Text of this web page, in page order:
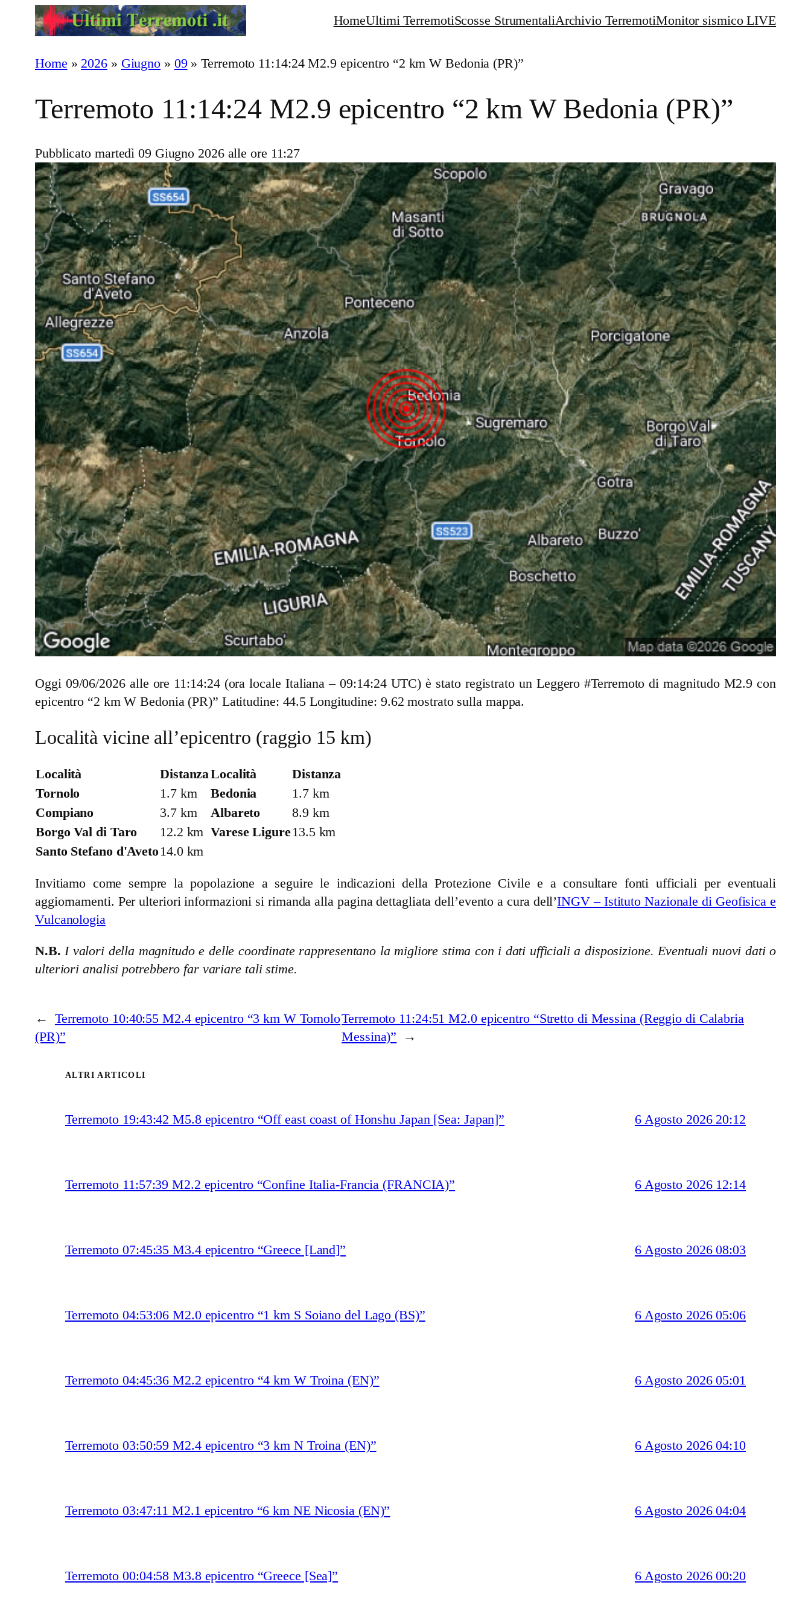
HomeUltimi TerremotiScosse StrumentaliArchivio TerremotiMonitor sismico LIVE
Home » 2026» Giugno » 09 »Terremoto 11:14:24 M2.9 epicentro “2 km W Bedonia (PR)”
Terremoto 11:14:24 M2.9 epicentro “2 km W Bedonia (PR)”
Pubblicato martedì 09 Giugno 2026 alle ore 11:27
Oggi 09/06/2026 alle ore 11:14:24 (ora locale Italiana – 09:14:24 UTC) è stato registrato un Leggero #Terremoto di magnitudo M2.9 con
epicentro “2 km W Bedonia (PR)” Latitudine: 44.5 Longitudine: 9.62 mostrato sulla mappa.
Località vicine all’epicentro (raggio 15 km)
Località DistanzaLocalità
Distanza
Tornolo
1.7 km Bedonia
1.7 km
Compiano
3.7 km Albareto
8.9 km
Borgo Val di Taro
12.2 km Varese Ligure13.5 km
Santo Stefano d'Aveto14.0 km
Invitiamo come sempre la popolazione a seguire le indicazioni della Protezione Civile e a consultare fonti ufficiali per eventuali
aggiornamenti. Per ulteriori informazioni si rimanda alla pagina dettagliata dell’evento a cura dell’INGV – Istituto Nazionale di Geofisica e
Vulcanologia
N.B. I valori della magnitudo e delle coordinate rappresentano la migliore stima con i dati ufficiali a disposizione. Eventuali nuovi dati o
ulteriori analisi potrebbero far variare tali stime.
← Terremoto 10:40:55 M2.4 epicentro “3 km W Tornolo
(PR)”
Terremoto 11:24:51 M2.0 epicentro “Stretto di Messina (Reggio di Calabria
Messina)”
→
ALTRI ARTICOLI
Terremoto 19:43:42 M5.8 epicentro “Off east coast of Honshu Japan [Sea: Japan]” 6 Agosto 2026 20:12
Terremoto 11:57:39 M2.2 epicentro “Confine Italia-Francia (FRANCIA)” 6 Agosto 2026 12:14
Terremoto 07:45:35 M3.4 epicentro “Greece [Land]” 6 Agosto 2026 08:03
Terremoto 04:53:06 M2.0 epicentro “1 km S Soiano del Lago (BS)” 6 Agosto 2026 05:06
Terremoto 04:45:36 M2.2 epicentro “4 km W Troina (EN)” 6 Agosto 2026 05:01
Terremoto 03:50:59 M2.4 epicentro “3 km N Troina (EN)” 6 Agosto 2026 04:10
Terremoto 03:47:11 M2.1 epicentro “6 km NE Nicosia (EN)” 6 Agosto 2026 04:04
Terremoto 00:04:58 M3.8 epicentro “Greece [Sea]” 6 Agosto 2026 00:20